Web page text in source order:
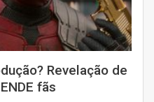
Revelação de
fãs